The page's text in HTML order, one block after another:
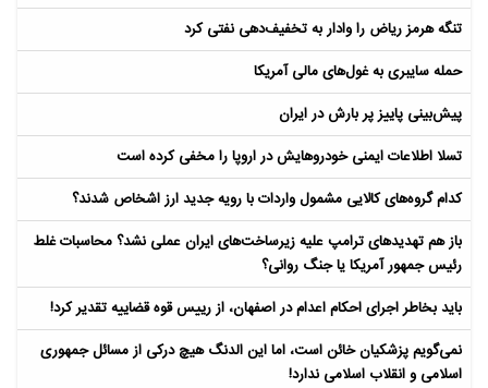
تنگه هرمز ریاض را وادار به تخفیف‌دهی نفتی کرد
حمله سایبری به غول‌های مالی آمریکا
پیش‌بینی پاییز پر بارش در ایران
تسلا اطلاعات ایمنی خودروهایش در اروپا را مخفی کرده است
کدام گروه‌های کالایی مشمول واردات با رویه جدید ارز اشخاص شدند؟
باز هم تهدیدهای ترامپ علیه زیرساخت‌های ایران عملی نشد؟ محاسبات غلط
رئیس جمهور آمریکا یا جنگ روانی؟
باید بخاطر اجرای احکام اعدام در اصفهان، از رییس قوه قضاییه تقدیر کرد!
نمی‌گویم پزشکیان خائن است، اما این الدنگ هیچ درکی از مسائل جمهوری
اسلامی و انقلاب اسلامی ندارد!